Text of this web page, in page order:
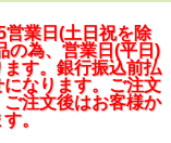
業日(土日祝を除
の為、営業日(平日)
す。銀行振込前払
なります。ご注文
注文後はお客様か
。